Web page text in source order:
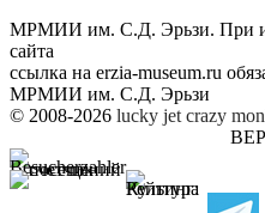
МРМИИ им. С.Д. Эрьзи. При
сайта
ссылка на erzia-museum.ru
МРМИИ им. С.Д. Эрьзи
© 2008-2026 lucky jet crazy